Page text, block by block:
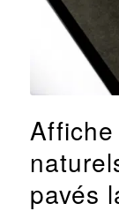
pavés